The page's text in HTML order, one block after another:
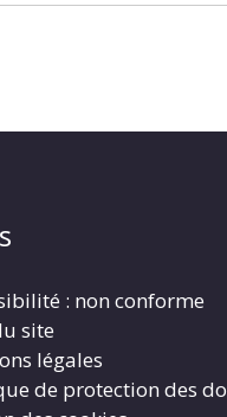
: non conforme
site
légales
de protection des